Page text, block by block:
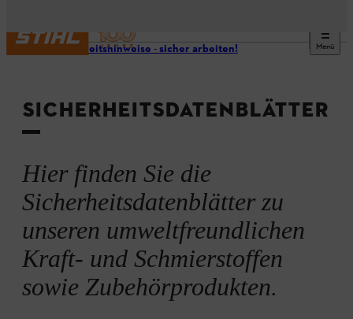
Menü
Sicherheitshinweise - sicher arbeiten!
SICHERHEITSDATENBLÄTTER
Hier finden Sie die
Sicherheitsdatenblätter zu
unseren umweltfreundlichen
Kraft- und Schmierstoffen
sowie Zubehörprodukten.